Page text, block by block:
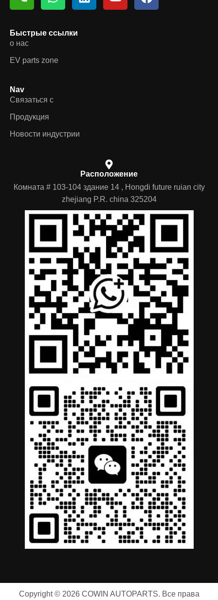
Быстрые ссылки
о нас
EV parts zone
Nav
Связаться с
Продукция
Новости индустрии
Расположение
Комната # 103-104 здание 14 , Hongdi future ruian city
zhejiang P.R. china 325204
Copyright © 2026 COWIN AUTOPARTS. Все права
German